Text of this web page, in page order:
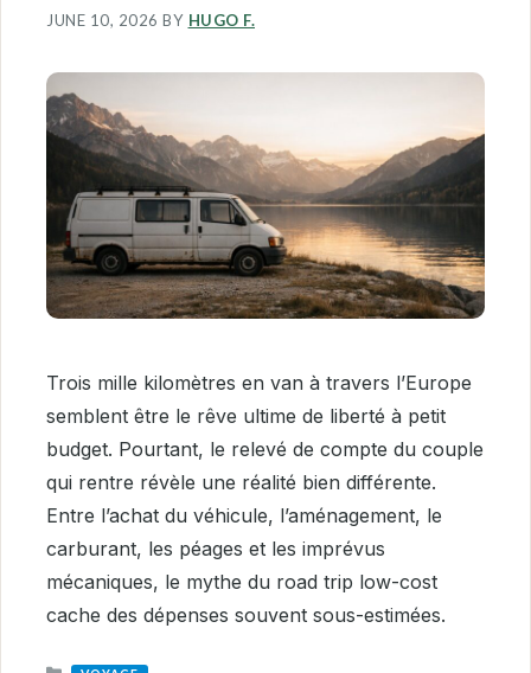
JUNE 10, 2026 BY HUGO F.
Trois mille kilomètres en van à travers l’Europe
semblent être le rêve ultime de liberté à petit
budget. Pourtant, le relevé de compte du couple
qui rentre révèle une réalité bien différente.
Entre l’achat du véhicule, l’aménagement, le
carburant, les péages et les imprévus
mécaniques, le mythe du road trip low-cost
cache des dépenses souvent sous-estimées.